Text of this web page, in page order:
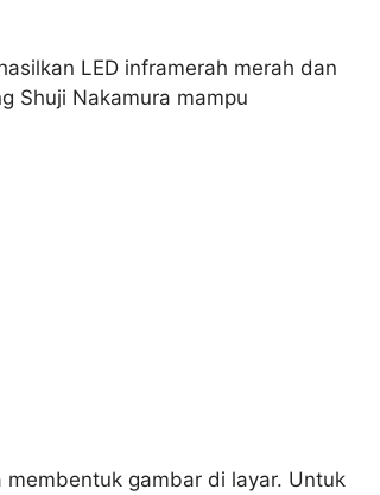
LED inframerah merah dan
Shuji Nakamura mampu
gambar di layar. Untuk